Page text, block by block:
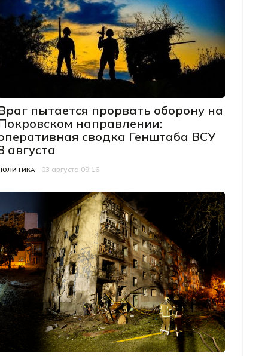
пытается прорвать оборону на
направлении:
сводка Генштаба ВСУ
августа
публикации
03 августа 09:16